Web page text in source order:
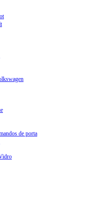
de porta